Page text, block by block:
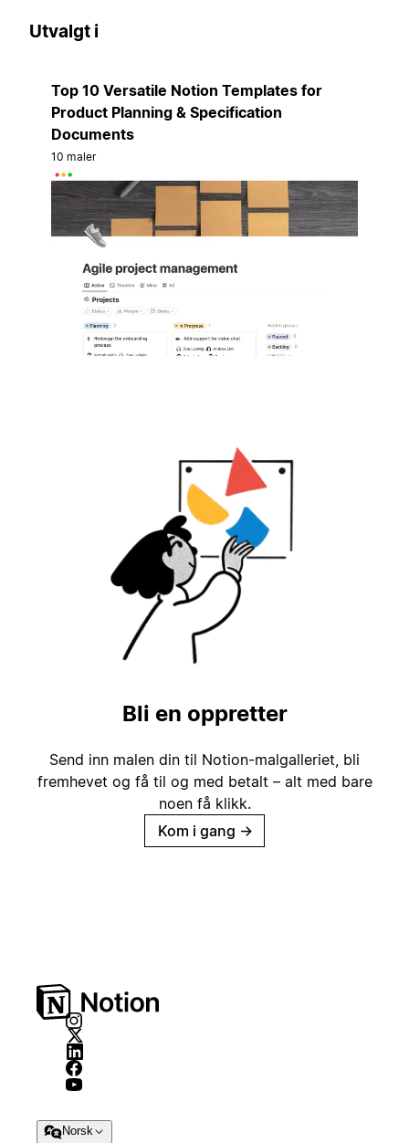
Utvalgt i
Top 10 Versatile Notion Templates for
Product Planning & Specification
Documents
10 maler
Bli en oppretter
Send inn malen din til Notion-malgalleriet, bli
fremhevet og få til og med betalt – alt med bare
noen få klikk.
Kom i gang →
Norsk